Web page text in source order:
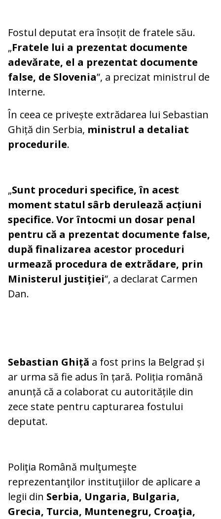
Fostul deputat era însoțit de fratele său.
„Fratele lui a prezentat documente
adevărate, el a prezentat documente
false, de Slovenia”, a precizat ministrul de
Interne.
În ceea ce privește extrădarea lui Sebastian
Ghiță din Serbia, ministrul a detaliat
procedurile.
„Sunt proceduri specifice, în acest
moment statul sârb derulează acțiuni
specifice. Vor întocmi un dosar penal
pentru că a prezentat documente false,
după finalizarea acestor proceduri
urmează procedura de extrădare, prin
Ministerul justiției”, a declarat Carmen
Dan.
Sebastian Ghiță a fost prins la Belgrad și
ar urma să fie adus în țară. Poliția română
anunță că a colaborat cu autoritățile din
zece state pentru capturarea fostului
deputat.
Poliţia Română mulţumeşte
reprezentanţilor instituţiilor de aplicare a
legii din Serbia, Ungaria, Bulgaria,
Grecia, Turcia, Muntenegru, Croaţia,